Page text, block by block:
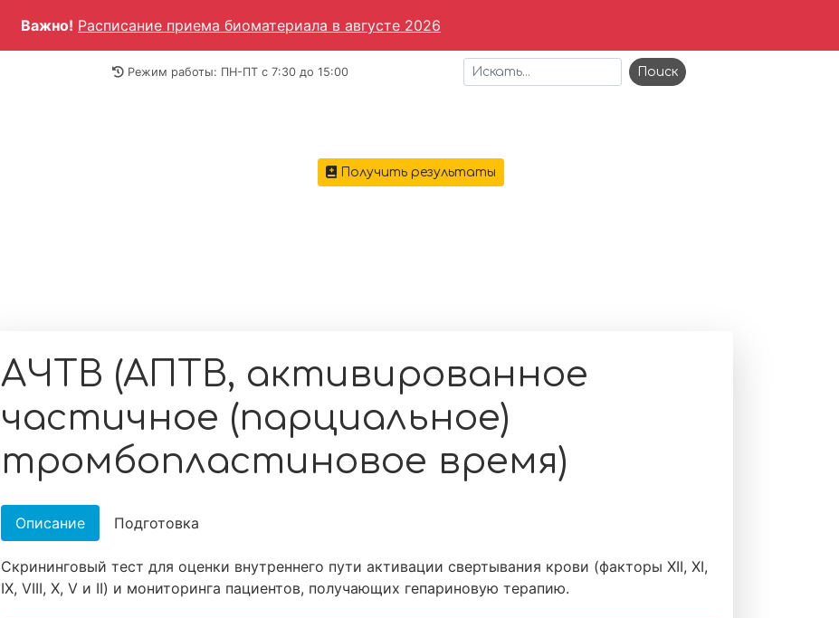
Важно! Расписание приема биоматериала в августе 2026
Режим работы: ПН-ПТ c 7:30 до 15:00
Получить результаты
АЧТВ (АПТВ, активированное
частичное (парциальное)
тромбопластиновое время)
Описание Подготовка
Скрининговый тест для оценки внутреннего пути активации свертывания крови (факторы XII, XI,
IX, VIII, X, V и II) и мониторинга пациентов, получающих гепариновую терапию.